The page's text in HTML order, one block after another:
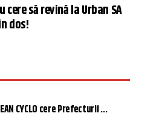
să revină la Urban SA
dos!
CYCLO cere Prefecturii ...